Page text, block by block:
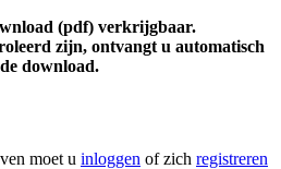
(pdf) verkrijgbaar.
zijn, ontvangt u automatisch
download.
moet u inloggen of zich registreren